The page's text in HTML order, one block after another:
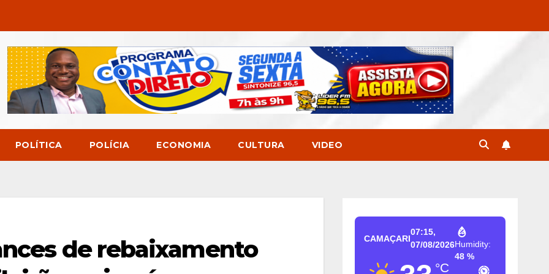
POLÍTICA POLÍCIA ECONOMIA CULTURA VIDEO
de rebaixamento
CAMAÇARI
07:15,
07/08/2026
°C
Humidity:
48 %